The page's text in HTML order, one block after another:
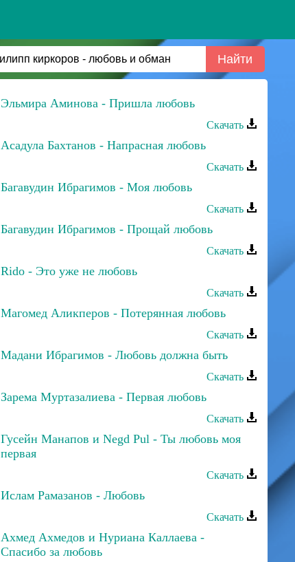
Эльмира Аминова - Пришла любовь
Скачать
Асадула Бахтанов - Напрасная любовь
Скачать
Багавудин Ибрагимов - Моя любовь
Скачать
Багавудин Ибрагимов - Прощай любовь
Скачать
Rido - Это уже не любовь
Скачать
Магомед Аликперов - Потерянная любовь
Скачать
Мадани Ибрагимов - Любовь должна быть
Скачать
Зарема Муртазалиева - Первая любовь
Скачать
Гусейн Манапов и Negd Pul - Ты любовь моя
первая
Скачать
Ислам Рамазанов - Любовь
Скачать
Ахмед Ахмедов и Нуриана Каллаева -
Спасибо за любовь